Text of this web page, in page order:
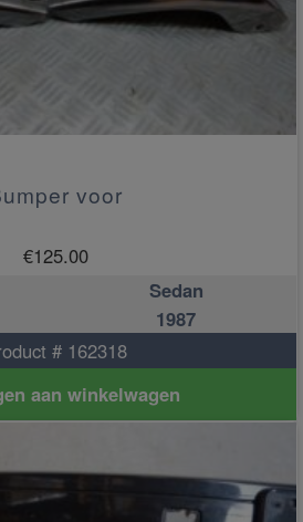
voor
€125.00
Sedan
1987
# 162318
aan winkelwagen